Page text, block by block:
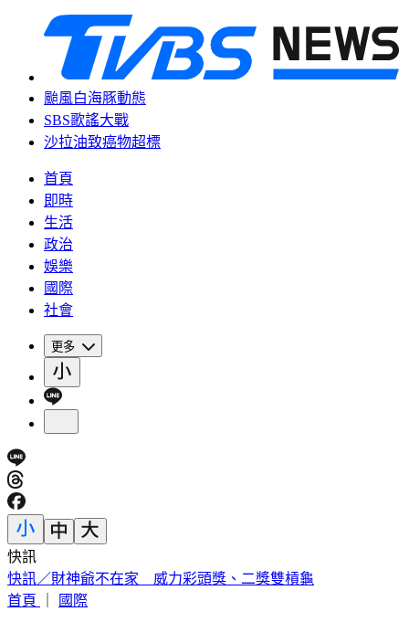
颱風白海豚動態
SBS歌謠大戰
沙拉油致癌物超標
首頁
即時
生活
政治
娛樂
國際
社會
更多
快訊
中國出入境新規將上路 陸委會曝「這類人」最危險
首頁
國際